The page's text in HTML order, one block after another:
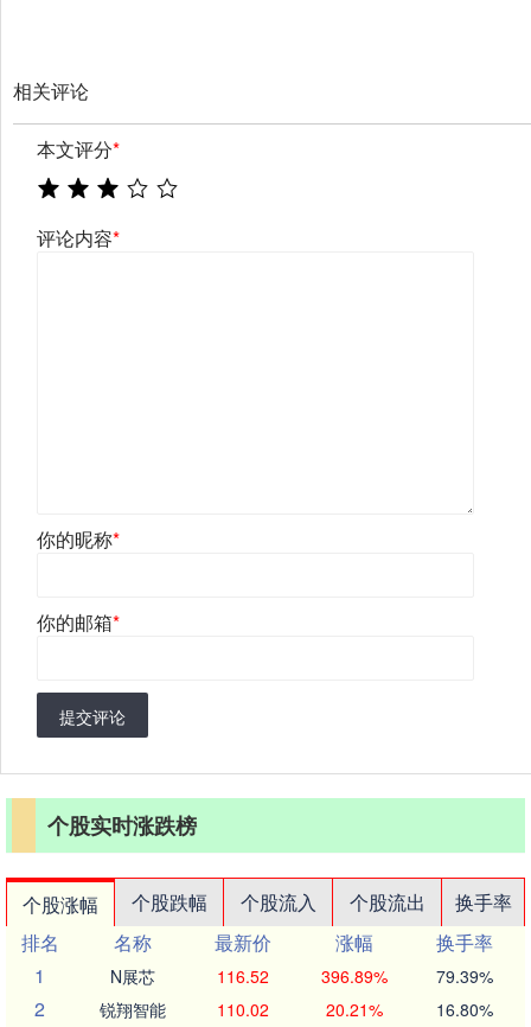
相关评论
本文评分*
评论内容*
你的昵称*
你的邮箱*
提交评论
个股实时涨跌榜
个股涨幅 个股跌幅 个股流入 个股流出
换手率
排名
名称 最新价 涨幅
换手率
1
N展芯 116.52 396.89% 79.39%
2 锐翔智能 110.02 20.21% 16.80%